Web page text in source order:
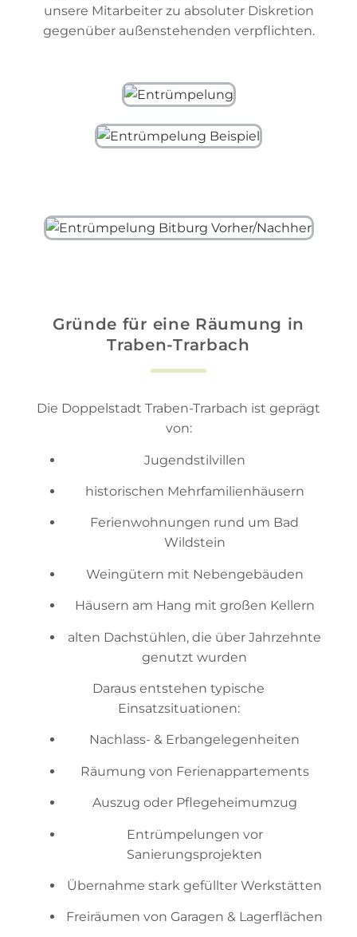
unsere Mitarbeiter zu absoluter Diskretion
gegenüber außenstehenden verpflichten.
Gründe für eine Räumung in
Traben-Trarbach
Die Doppelstadt Traben-Trarbach ist geprägt
von:
Jugendstilvillen
historischen Mehrfamilienhäusern
Ferienwohnungen rund um Bad
Wildstein
Weingütern mit Nebengebäuden
Häusern am Hang mit großen Kellern
alten Dachstühlen, die über Jahrzehnte
genutzt wurden
Daraus entstehen typische
Einsatzsituationen:
Nachlass- & Erbangelegenheiten
Räumung von Ferienappartements
Auszug oder Pflegeheimumzug
Entrümpelungen vor
Sanierungsprojekten
Übernahme stark gefüllter Werkstätten
Freiräumen von Garagen & Lagerflächen